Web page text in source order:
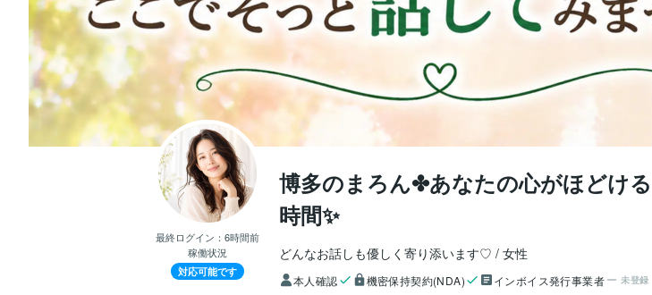
最終ログイン： 6時間前
稼働状況
対応可能です
博多のまろん✤あなたの心がほどける
時間✨
どんなお話しも優しく寄り添います♡ 女性
本人確認 機密保持契約(NDA) インボイス発行事業者 未登録